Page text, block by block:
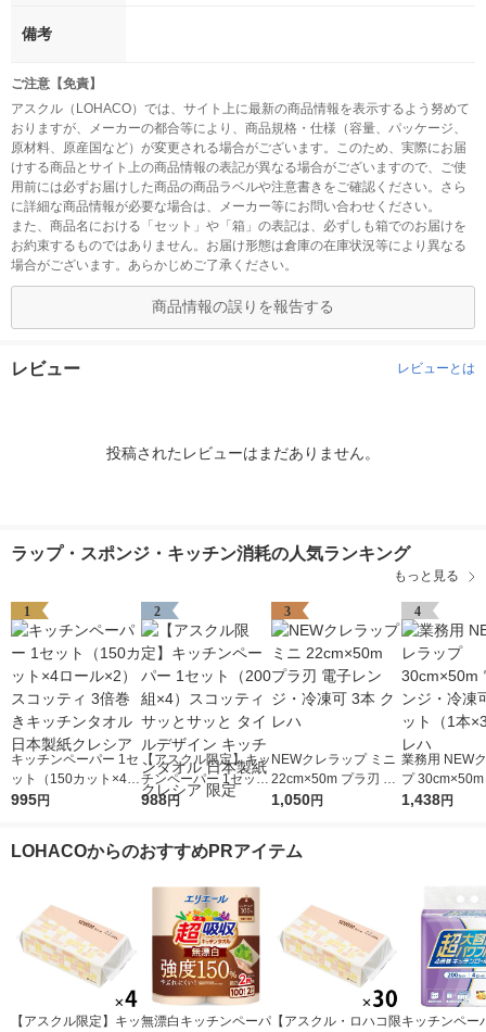
備考
ご注意【免責】
アスクル（LOHACO）では、サイト上に最新の商品情報を表示するよう努めて
おりますが、メーカーの都合等により、商品規格・仕様（容量、パッケージ、
原材料、原産国など）が変更される場合がございます。このため、実際にお届
けする商品とサイト上の商品情報の表記が異なる場合がございますので、ご使
用前には必ずお届けした商品の商品ラベルや注意書きをご確認ください。さら
に詳細な商品情報が必要な場合は、メーカー等にお問い合わせください。
また、商品名における「セット」や「箱」の表記は、必ずしも箱でのお届けを
お約束するものではありません。お届け形態は倉庫の在庫状況等により異なる
場合がございます。あらかじめご了承ください。
商品情報の誤りを報告する
レビュー レビューとは
投稿されたレビューはまだありません。
ラップ・スポンジ・キッチン消耗の人気ランキング
もっと見る
1
キッチンペーパー 1セ
ット（150カット×4ロ
ール×2） スコッティ
995円
2
【アスクル限定】キッ
チンペーパー 1セット
（200組×4）スコッテ
タオル 日本製紙クレ
988円
3
NEWクレラップ ミニ
22cm×50m プラ刃 電
子レンジ・冷凍可 3本
1,050円
4
業務用 NEW
プ
ンジ・冷凍可
1,438円
LOHACOからのおすすめPRアイテム
【アスクル限定】キッ無漂白キッチンペーパ 【アスクル・ロハコ限キッチンペー